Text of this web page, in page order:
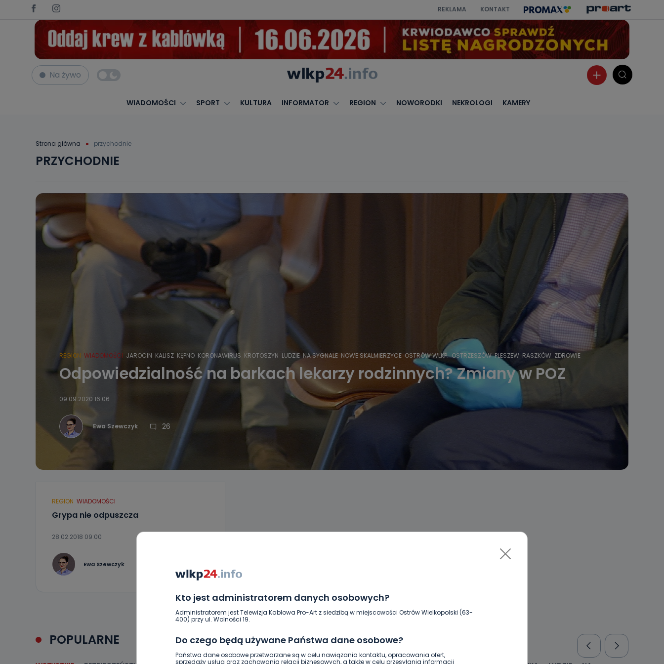
REKLAMA KONTAKT
Na żywo
WIADOMOŚCI SPORT KULTURA INFORMATOR REGION NOWORODKI NEKROLOGI KAMERY
Strona główna przychodnie
Kto jest administratorem danych osobowych?
Administratorem jest Telewizja Kablowa Pro-Art z siedzibą w miejscowości Ostrów Wielkopolski (63-
400) przy ul. Wolności 19.
Do czego będą używane Państwa dane osobowe?
Państwa dane osobowe przetwarzane są w celu nawiązania kontaktu, opracowania ofert,
sprzedaży usług oraz zachowania relacji biznesowych, a także w celu przesyłania informacji
PRZYCHODNIE
REGION WIADOMOŚCI JAROCIN KALISZ KĘPNO KORONAWIRUS KROTOSZYN LUDZIE NA SYGNALE NOWE SKALMIERZYCE OSTRÓW WLKP. OSTRZESZÓW PLESZEW RASZKÓW ZDROWIE
Odpowiedzialność na barkach lekarzy rodzinnych? Zmiany w POZ
09.09.2020 16:06
Ewa Szewczyk 26
REGION WIADOMOŚCI
Grypa nie odpuszcza
28.02.2018 09:00
Ewa Szewczyk
POPULARNE